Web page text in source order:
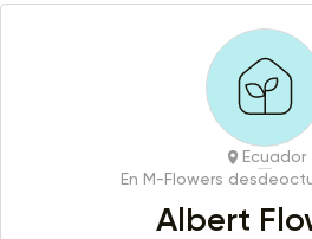
Ecuador
En M-Flowers desde
Albert